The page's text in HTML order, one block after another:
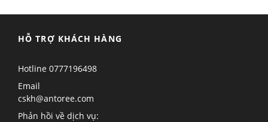
HỖ TRỢ KHÁCH HÀNG
Hotline 0777196498
Email
cskh@antoree.com
Phản hồi về dịch vụ: